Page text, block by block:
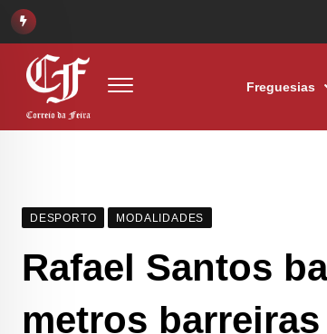
Freguesias
DESPORTO MODALIDADES
Rafael Santos
metros barreiras